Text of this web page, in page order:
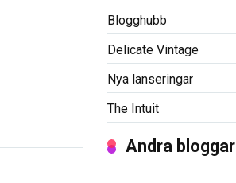
Blogghubb
Delicate Vintage
Nya lanseringar
The Intuit
Andra bloggar